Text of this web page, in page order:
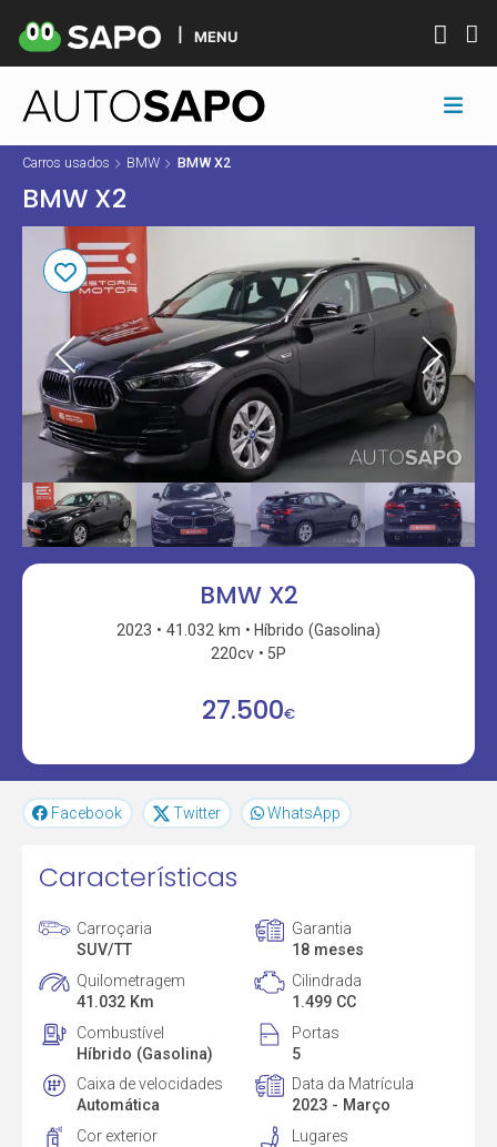
MENU
Carros usados BMW BMW X2
BMW X2
BMW X2
2023 41.032 km
Híbrido (Gasolina)
220cv
5P
27.500€
Facebook Twitter WhatsApp
Características
Carroçaria
SUV/TT
Garantia
18 meses
Quilometragem
41.032 Km
Cilindrada
1.499 CC
Combustível
Híbrido (Gasolina)
Portas
5
Caixa de velocidades
Automática
Data da Matrícula
2023 - Março
Cor exterior
Lugares